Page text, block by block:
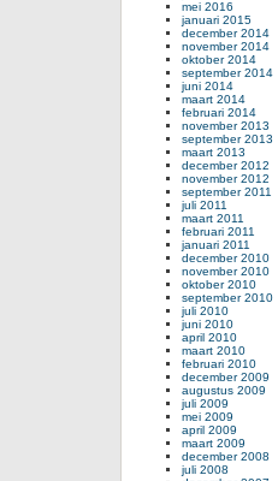
mei 2016
januari 2015
december 2014
november 2014
oktober 2014
september 2014
juni 2014
maart 2014
februari 2014
november 2013
september 2013
maart 2013
december 2012
november 2012
september 2011
juli 2011
maart 2011
februari 2011
januari 2011
december 2010
november 2010
oktober 2010
september 2010
juli 2010
juni 2010
april 2010
maart 2010
februari 2010
december 2009
augustus 2009
juli 2009
mei 2009
april 2009
maart 2009
december 2008
juli 2008